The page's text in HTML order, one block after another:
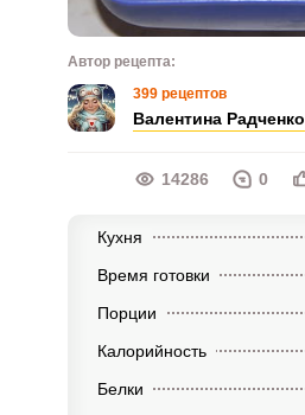
Автор рецепта:
399 рецептов
Валентина Радченко
14286 0
Кухня
Время готовки
Порции
Калорийность
Белки